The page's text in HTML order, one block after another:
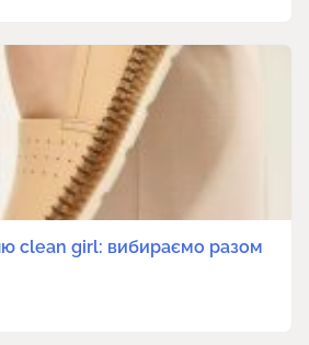
clean girl: вибираємо разом